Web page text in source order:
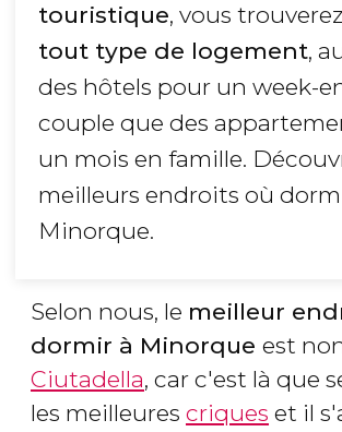
touristique, vous
tout type de logement,
des hôtels pour un week-
couple que des
un mois en famille.
meilleurs endroits où
Minorque.
Selon nous, le meilleur
dormir à Minorque est
Ciutadella, car c'est là que
les meilleures criques et il